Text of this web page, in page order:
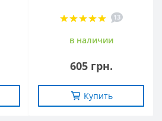
13
в наличии
605 грн.
Купить